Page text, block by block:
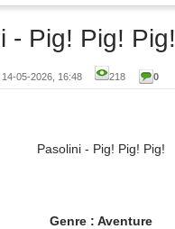
- Pig! Pig! Pig!
14-05-2026, 16:48 218 0
Pasolini - Pig! Pig! Pig!
Genre : Aventure